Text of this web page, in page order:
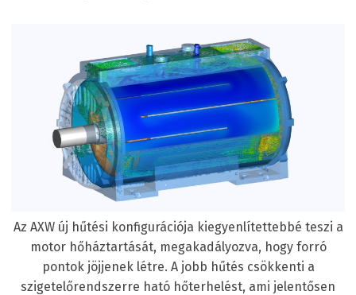
Az AXW új hűtési konfigurációja kiegyenlítettebbé teszi a
motor hőháztartását, megakadályozva, hogy forró
pontok jöjjenek létre. A jobb hűtés csökkenti a
szigetelőrendszerre ható hőterhelést, ami jelentősen